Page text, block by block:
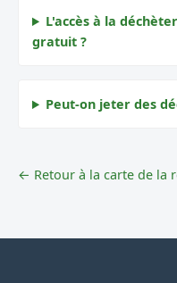
L'accès à la
gratuit ?
Peut-on jeter des
← Retour à la carte de la